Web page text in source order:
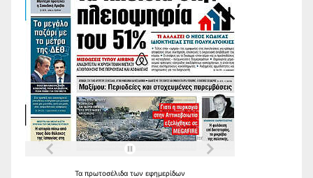
Τα πρωτοσέλιδα των εφημερίδων